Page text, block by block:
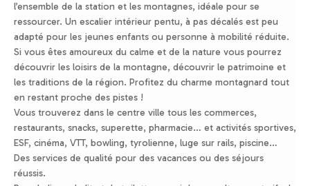
l’ensemble de la station et les montagnes, idéale pour se
ressourcer. Un escalier intérieur pentu, à pas décalés est peu
adapté pour les jeunes enfants ou personne à mobilité réduite.
Si vous êtes amoureux du calme et de la nature vous pourrez
découvrir les loisirs de la montagne, découvrir le patrimoine et
les traditions de la région. Profitez du charme montagnard tout
en restant proche des pistes !
Vous trouverez dans le centre ville tous les commerces,
restaurants, snacks, superette, pharmacie… et activités sportives,
ESF, cinéma, VTT, bowling, tyrolienne, luge sur rails, piscine…
Des services de qualité pour des vacances ou des séjours
réussis.